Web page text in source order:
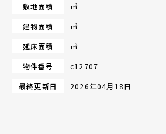
敷地面積
㎡
建物面積
㎡
延床面積
㎡
物件番号
c12707
最終更新日
2026年04月18日